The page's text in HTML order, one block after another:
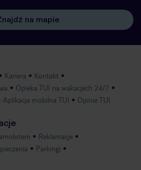
na mapie
Kariera
Kontakt
Opieka TUI na wakacjach 24/7
Aplikacja mobilna TUI Opinie TUI
Reklamacje
Parkingi